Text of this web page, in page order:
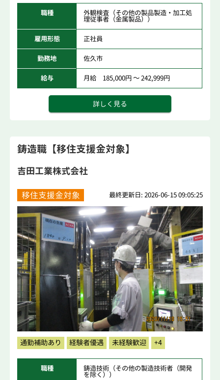
職種 外観検査（その他の製品製造・加工処
理従事者（金属製品））
雇用形態 正社員
勤務地 佐久市
給与 月給 185,000円 ～ 242,999円
詳しく見る
鋳造職【移住支援金対象】
吉田工業株式会社
移住支援金対象 最終更新日: 2026-06-15 09:05:25
通勤補助あり 経験者優遇 未経験歓迎 +4
職種 鋳造技術（その他の製造技術者（開発
を除く））